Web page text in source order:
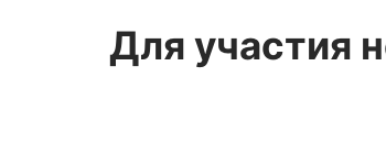
Для участия